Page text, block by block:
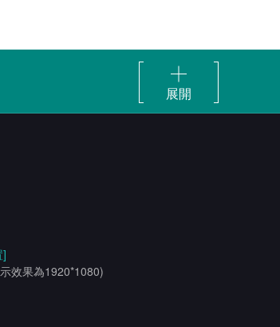
展開
]
效果為1920*1080)